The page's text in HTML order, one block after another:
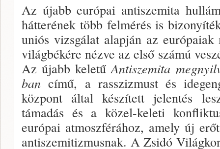
Az újabb európai antiszemita
hátteré­nek több felmérés is
uniós vizsgá­lat alapján az
világbékére nézve az első számú
Az újabb keletűAntiszemita
ban című, a rasszizmust és
központ által készített jelentés
támadás és a közel-keleti
európai atmoszférához, amely új
antiszemi­tizmusnak. A Zsidó